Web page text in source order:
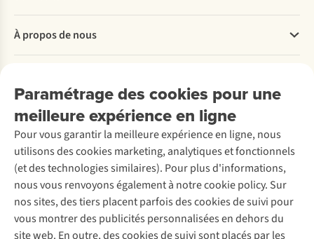
Paramétrage des cookies pour une
meilleure expérience en ligne
Pour vous garantir la meilleure expérience en ligne, nous
utilisons des cookies marketing, analytiques et fonctionnels
(et des technologies similaires). Pour plus d'informations,
nous vous renvoyons également à notre cookie policy. Sur
nos sites, des tiers placent parfois des cookies de suivi pour
vous montrer des publicités personnalisées en dehors du
site web. En outre, des cookies de suivi sont placés par les
Commander
Payer
Retourner
Rétractation d'une commande
Entretien & réparations
Garantie
Contactez-nous
À propos de nous
Entreprise responsable
À propos d’Ayacucho
Nos magasins
À propos d’A.S.Adventure
Déclaration d'accessibilité
Location / Location sports d’hiver
Seconde-main
Entretien de ski
Service de lavage
Entretien de chaussures
Réparation de chaussures
Réparation de vêtements
Retouches
Découvrez
A.S.Magazine
Explore Camp
Expertise & conseils
Abonnez-vous à la newsletter